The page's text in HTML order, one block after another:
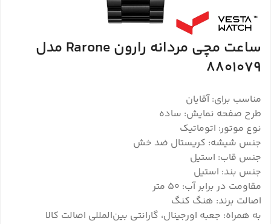
ساعت مچی مردانه رارون Rarone مدل
8801079
مناسب برای: آقایان
طرح صفحه نمایش: ساده
نوع موتور: اتوماتیک
جنس شیشه: کریستال ضد خش
جنس قاب: استیل
جنس بند: استیل
مقاومت در برابر آب: 50 متر
اصالت برند: هنگ کنگ
به همراه: جعبه اورجینال، گارانتی بین‌المللی اصالت کالا